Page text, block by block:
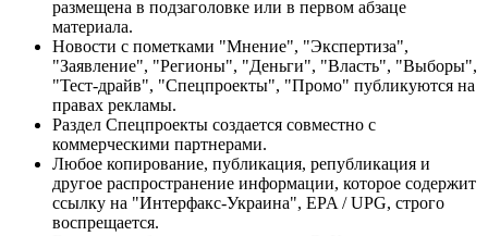
размещена в подзаголовке или в первом абзаце
материала.
Новости с пометками "Мнение", "Экспертиза",
"Заявление", "Регионы", "Деньги", "Власть", "Выборы",
"Тест-драйв", "Спецпроекты", "Промо" публикуются на
правах рекламы.
Раздел Спецпроекты создается совместно с
коммерческими партнерами.
Любое копирование, публикация, републикация и
другое распространение информации, которое содержит
ссылку на "Интерфакс-Украина", EPA / UPG, строго
воспрещается.